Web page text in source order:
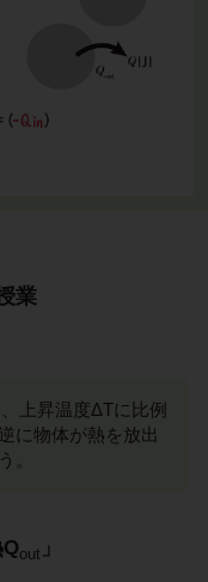
業
上昇温度ΔTに比例
に物体が熱を放出
。
out 」